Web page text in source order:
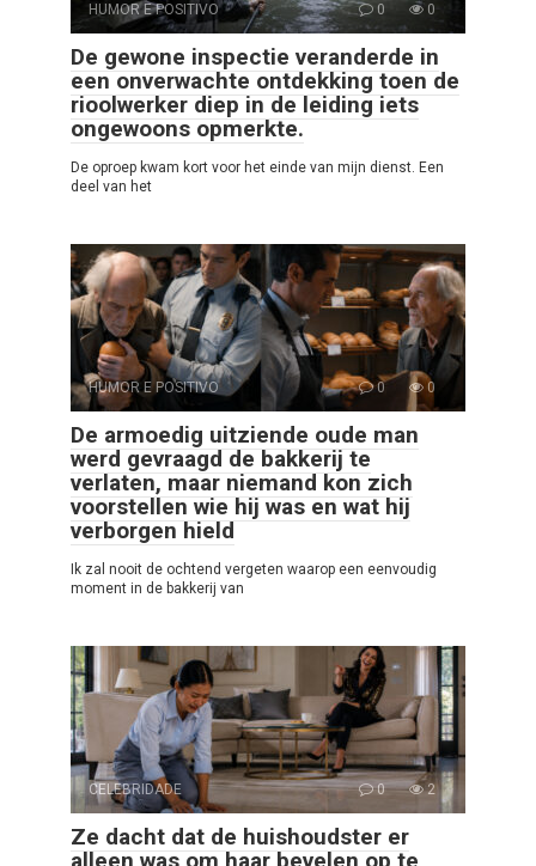
HUMOR E POSITIVO 0 0
De gewone inspectie veranderde in
een onverwachte ontdekking toen de
rioolwerker diep in de leiding iets
ongewoons opmerkte.
De oproep kwam kort voor het einde van mijn dienst. Een
deel van het
HUMOR E POSITIVO 0 0
De armoedig uitziende oude man
werd gevraagd de bakkerij te
verlaten, maar niemand kon zich
voorstellen wie hij was en wat hij
verborgen hield
Ik zal nooit de ochtend vergeten waarop een eenvoudig
moment in de bakkerij van
CELEBRIDADE 0 2
Ze dacht dat de huishoudster er